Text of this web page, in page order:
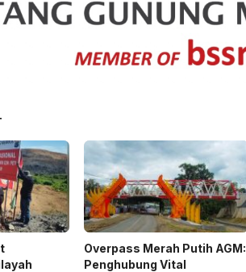
Overpass Merah Putih AGM:
Penghubung Vital